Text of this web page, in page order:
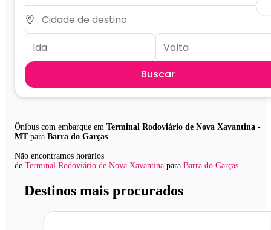
Buscar
Ônibus com embarque em Terminal Rodoviário de Nova Xavantina -
MTpara Barra do Garças
Não encontramos horários
de Terminal Rodoviário de Nova Xavantina para Barra do Garças
Destinos mais procurados